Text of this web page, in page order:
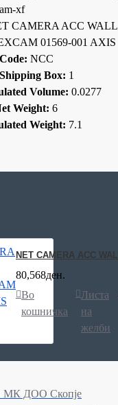
xf
CAMERA ACC WALL
01569-001 AXIS
NCC
Box: 1
Volume: 0.0277
Weight: 6
Weight: 7.1
NET CAMERA ACC
80,568ден.
Во
кошничка
Листа
на
желби
ДОО Скопје